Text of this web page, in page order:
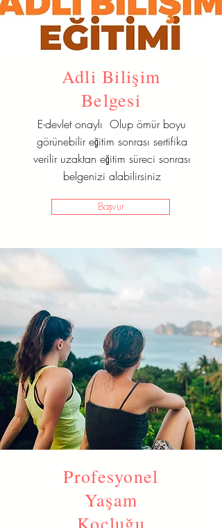
Adli Bilişim
Belgesi
E-devlet onaylı Olup ömür boyu
görünebilir eğitim sonrası sertifika
verilir uzaktan eğitim süreci sonrası
belgenizi alabilirsiniz
Başvur
Profesyonel
Yaşam
Koçluğu